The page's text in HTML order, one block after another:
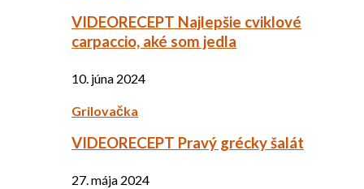
VIDEORECEPT Najlepšie cviklové
carpaccio, aké som jedla
10. júna 2024
Grilovačka
VIDEORECEPT Pravý grécky šalát
27. mája 2024